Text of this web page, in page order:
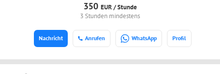
350 EUR /Stunde
3 Stunden mindestens
Anrufen WhatsApp Profil
Nachricht